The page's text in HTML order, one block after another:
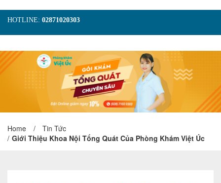
HOTLINE: 02871020303
TRANG CHỦ
GIỚI THIỆU
TIN TỨC
DỊCH VỤ
GÓI KHÁM
HÌNH ẢNH
LIÊN HỆ
ĐẶT LỊCH KHÁM
Home /
Tin Tức
/ Giới Thiệu Khoa Nội Tổng Quát Của Phòng Khám Việt Úc